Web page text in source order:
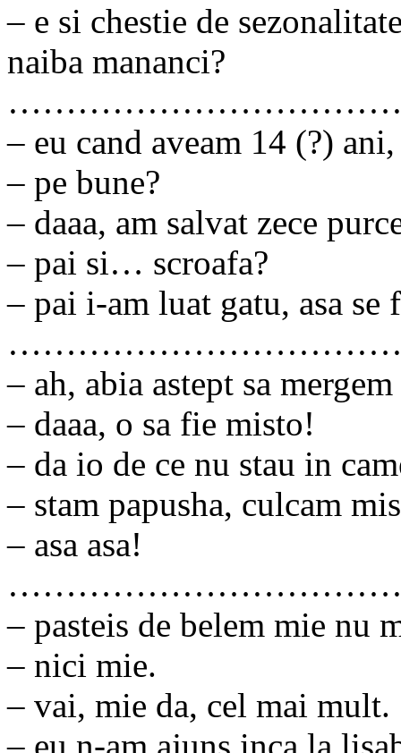
– e si chestie de
naiba mananci?
– eu cand aveam 14 (?)
– pe bune?
– daaa, am salvat zece
– pai si… scroafa?
– pai i-am luat gatu, asa se
– ah, abia astept sa
– daaa, o sa fie misto!
– da io de ce nu stau in
– stam papusha, culcam
– asa asa!
– pasteis de belem mie nu
– nici mie.
– vai, mie da, cel mai mult.
– eu n-am ajuns inca la